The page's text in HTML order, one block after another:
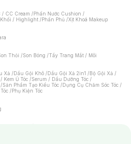
/ CC Cream /Phấn Nước Cushion /
Khối / Highlight /Phấn Phủ /Xịt Khoá Makeup
Thỏi /Son Bóng /Tẩy Trang Mắt / Môi
Xả /Dầu Gội Khô /Dầu Gội Xả 2in1 /Bộ Gội Xả /
Kem Ủ Tóc /Serum / Dầu Dưỡng Tóc /
/Sản Phẩm Tạo Kiểu Tóc /Dụng Cụ Chăm Sóc Tóc /
/Phụ Kiện Tóc